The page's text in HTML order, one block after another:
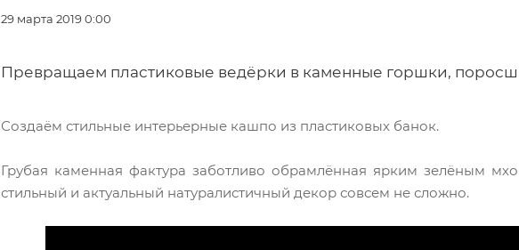
29 марта 2019 0:00
Превращаем пластиковые ведёрки в каменные горшки,
Создаём стильные интерьерные кашпо из пластиковых банок.
Грубая каменная фактура заботливо обрамлённая ярким зелёным
стильный и актуальный натуралистичный декор совсем не сложно.